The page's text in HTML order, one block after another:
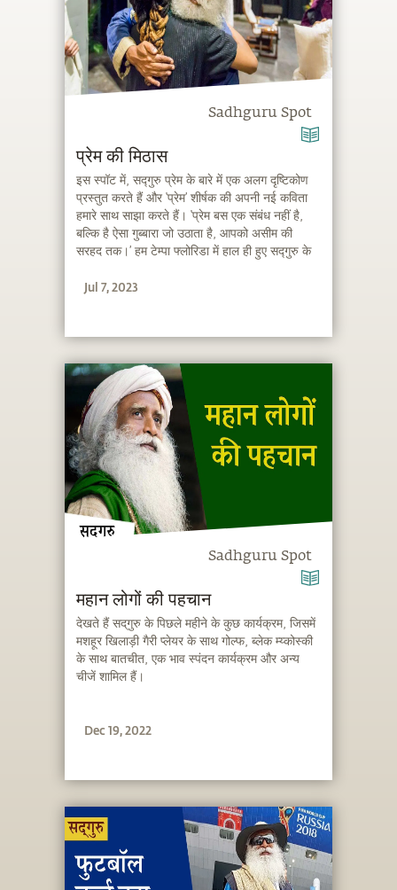
Sadhguru Spot
प्रेम की मिठास
इस स्पॉट में, सद्गुरु प्रेम के बारे में एक अलग दृष्टिकोण
प्रस्तुत करते हैं और ‘प्रेम’ शीर्षक की अपनी नई कविता
हमारे साथ साझा करते हैं। ‘प्रेम बस एक संबंध नहीं है,
बल्कि है ऐसा गुब्बारा जो उठाता है, आपको असीम की
सरहद तक।’ हम टेम्पा फ्लोरिडा में हाल ही हुए सद्गुरु के
हैं।
Jul 7, 2023
Sadhguru Spot
महान लोगों की पहचान
देखते हैं सद्‌गुरु के पिछले महीने के कुछ कार्यक्रम, जिसमें
मशहूर खिलाड़ी गैरी प्लेयर के साथ गोल्फ, ब्लेक म्य्कोस्की
के साथ बातचीत, एक भाव स्पंदन कार्यक्रम और अन्य
चीजें शामिल हैं।
Dec 19, 2022